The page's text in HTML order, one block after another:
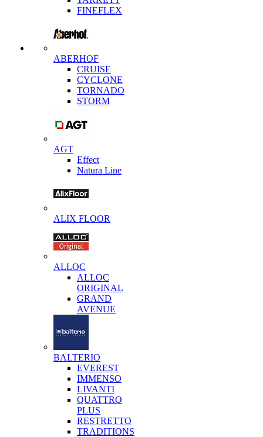
FINEFLEX
ABERHOF
CRUISE
CYCLONE
TORNADO
STORM
AGT
Effect
Natura Line
ALIX FLOOR
ALLOC
ALLOC
ORIGINAL
GRAND
AVENUE
BALTERIO
EVEREST
IMMENSO
LIVANTI
QUATTRO
PLUS
RESTRETTO
TRADITIONS